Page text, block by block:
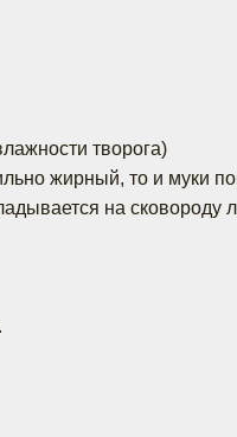
творога)
жирный, то и муки
на сковороду